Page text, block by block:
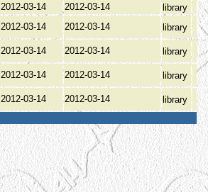
2012-03-14 2012-03-14
library
2012-03-14 2012-03-14 library
2012-03-14 2012-03-14 library
2012-03-14 2012-03-14 library
2012-03-14 2012-03-14
library